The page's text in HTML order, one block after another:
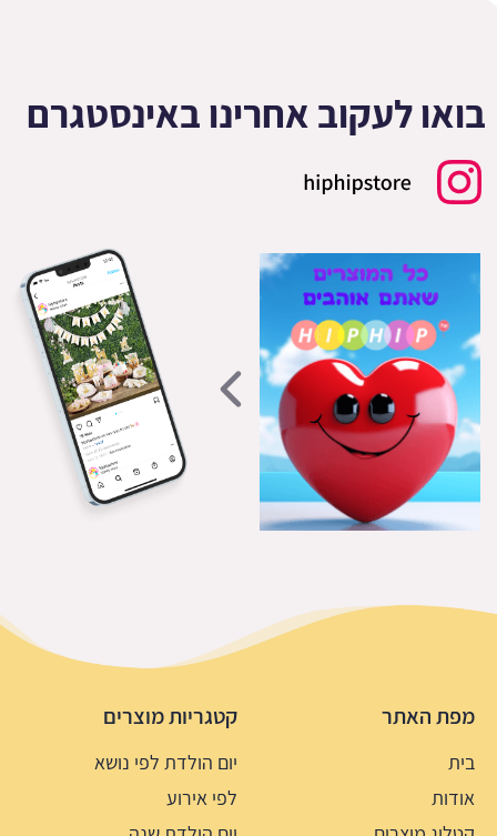
בואו לעקוב אחרינו באינסטגרם
מפת האתר
בית
אודות
קטגריות מוצרים
יום הולדת לפי נושא
לפי אירוע